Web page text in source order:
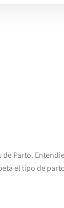
de Parto.
el tipo de